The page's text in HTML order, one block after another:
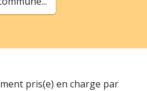
pris(e) en charge par